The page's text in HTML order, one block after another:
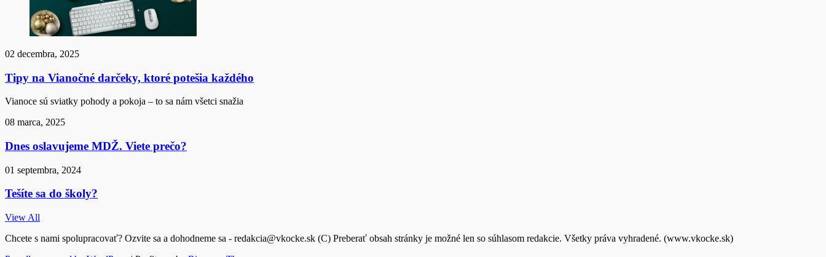
02 decembra, 2025
Tipy na Vianočné darčeky, ktoré potešia každého
Vianoce sú sviatky pohody a pokoja – to sa nám všetci snažia
08 marca, 2025
Dnes oslavujeme MDŽ. Viete prečo?
01 septembra, 2024
Tešíte sa do školy?
View All
Chcete s nami spolupracovať? Ozvite sa a dohodneme sa - redakcia@vkocke.sk (C) Preberať obsah stránky je možné len so súhlasom redakcie. Všetky práva vyhradené. (www.vkocke.sk)